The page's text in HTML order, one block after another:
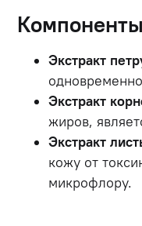
Экстракт
Экстракт
жиров,
Экстракт
кожу от
микрофлору.